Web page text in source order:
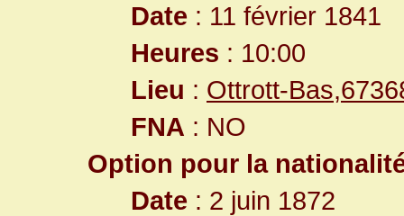
Date : 11 février 1841
Heures : 10:00
Lieu : Ottrott-
FNA : NO
Option pour la
Date : 2 juin 1872